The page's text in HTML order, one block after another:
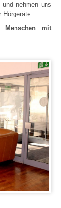
und nehmen uns
mit